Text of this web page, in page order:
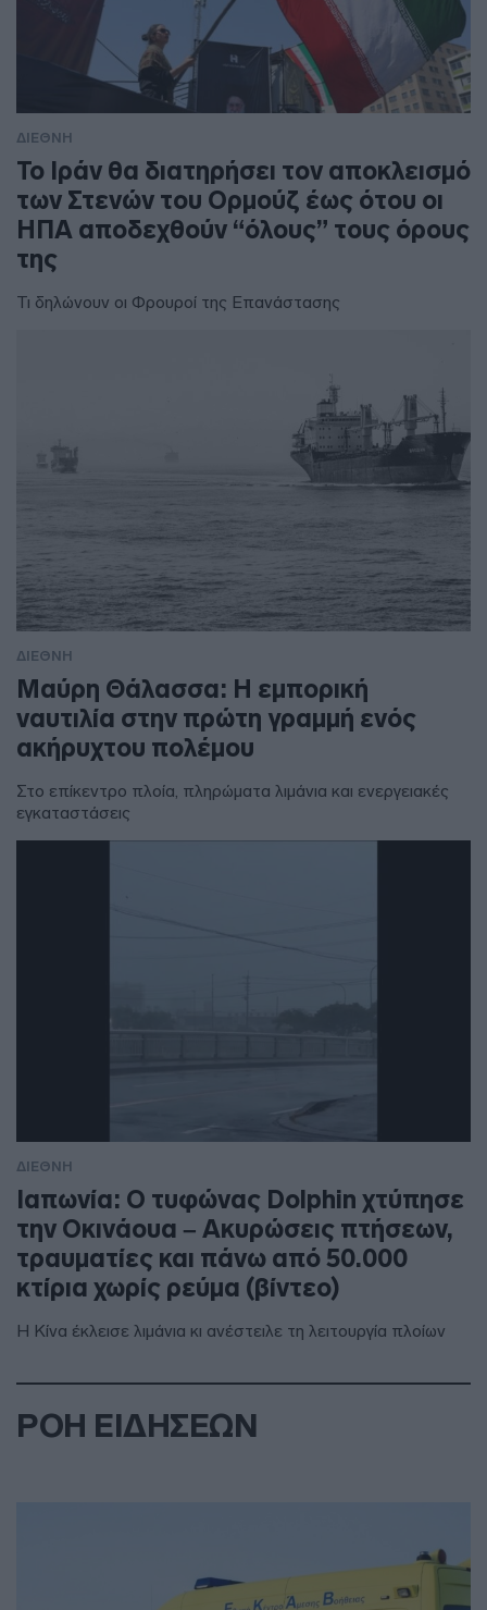
ΔΙΕΘΝΗ
To Ιράν θα διατηρήσει τον αποκλεισμό
των Στενών του Ορμούζ έως ότου οι
ΗΠΑ αποδεχθούν “όλους” τους όρους
της
Τι δηλώνουν οι Φρουροί της Επανάστασης
ΔΙΕΘΝΗ
Μαύρη Θάλασσα: Η εμπορική
ναυτιλία στην πρώτη γραμμή ενός
ακήρυχτου πολέμου
Στο επίκεντρο πλοία, πληρώματα λιμάνια και ενεργειακές
εγκαταστάσεις
ΔΙΕΘΝΗ
Ιαπωνία: Ο τυφώνας Dolphin χτύπησε
την Οκινάουα – Ακυρώσεις πτήσεων,
τραυματίες και πάνω από 50.000
κτίρια χωρίς ρεύμα (βίντεο)
Η Κίνα έκλεισε λιμάνια κι ανέστειλε τη λειτουργία πλοίων
ΡΟΗ ΕΙΔΗΣΕΩΝ